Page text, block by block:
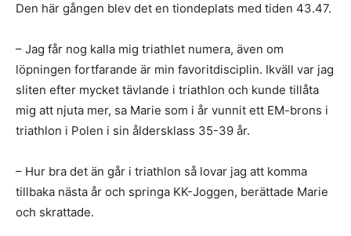
Den här gången blev det en tiondeplats med tiden 43.47.
– Jag får nog kalla mig triathlet numera, även om
löpningen fortfarande är min favoritdisciplin. Ikväll var jag
sliten efter mycket tävlande i triathlon och kunde tillåta
mig att njuta mer, sa Marie som i år vunnit ett EM-brons i
triathlon i Polen i sin åldersklass 35-39 år.
– Hur bra det än går i triathlon så lovar jag att komma
tillbaka nästa år och springa KK-Joggen, berättade Marie
och skrattade.